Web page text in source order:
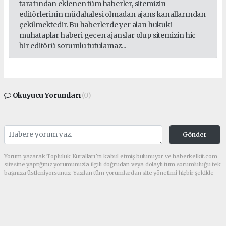
tarafından eklenen tüm haberler, sitemizin
editörlerinin müdahalesi olmadan ajans kanallarından
çekilmektedir. Bu haberlerde yer alan hukuki
muhataplar haberi geçen ajanslar olup sitemizin hiç
bir editörü sorumlu tutulamaz...
Okuyucu Yorumları(0)
Gönder
Yorum yazarak Topluluk Kuralları’nı kabul etmiş bulunuyor ve haberkelkit.com
sitesine yaptığınız yorumunuzla ilgili doğrudan veya dolaylı tüm sorumluluğu tek
başınıza üstleniyorsunuz. Yazılan tüm yorumlardan site yönetimi hiçbir şekilde